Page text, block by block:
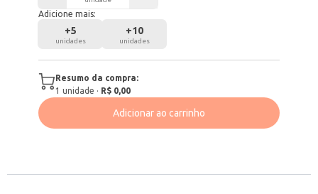
Adicione mais:
+5
unidades
+10
unidades
Resumo da compra:
1 unidade · R$ 0,00
Adicionar ao carrinho